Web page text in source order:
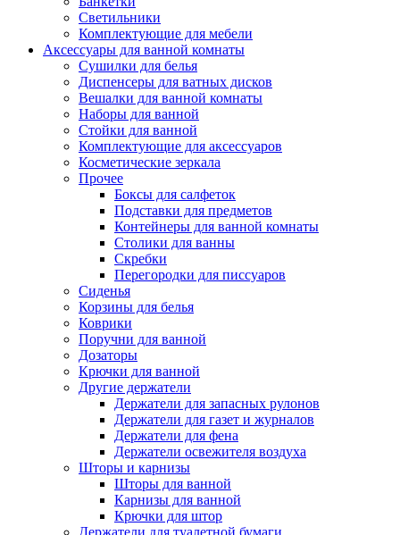
Светильники
Комплектующие для мебели
Аксессуары для ванной комнаты
Сушилки для белья
Диспенсеры для ватных дисков
Вешалки для ванной комнаты
Наборы для ванной
Стойки для ванной
Комплектующие для аксессуаров
Косметические зеркала
Прочее
Боксы для салфеток
Подставки для предметов
Контейнеры для ванной комнаты
Столики для ванны
Скребки
Перегородки для писсуаров
Сиденья
Корзины для белья
Коврики
Поручни для ванной
Дозаторы
Крючки для ванной
Другие держатели
Держатели для запасных рулонов
Держатели для газет и журналов
Держатели для фена
Держатели освежителя воздуха
Шторы и карнизы
Шторы для ванной
Карнизы для ванной
Крючки для штор
Держатели для туалетной бумаги